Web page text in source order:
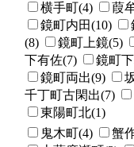
横手町(4)
葭
鏡町内田(10)
(8)
鏡町上鏡(5)
下有佐(7)
鏡町
鏡町両出(9)
千丁町古閑出(7)
東陽町北(1)
鬼木町(4) 蟹